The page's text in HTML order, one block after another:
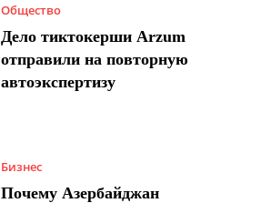
Общество
Дело тиктокерши Arzum
отправили на повторную
автоэкспертизу
Бизнес
Почему Азербайджан